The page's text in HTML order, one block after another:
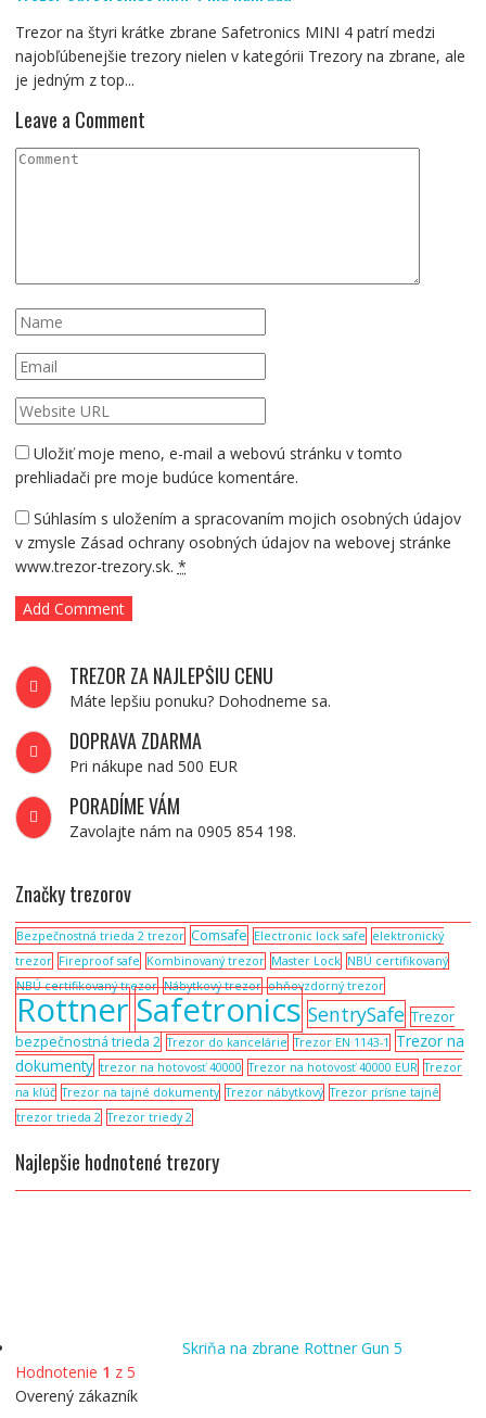
Trezor na štyri krátke zbrane Safetronics MINI 4 patrí medzi
najobľúbenejšie trezory nielen v kategórii Trezory na zbrane, ale
je jedným z top...
Leave a Comment
Uložiť moje meno, e-mail a webovú stránku v tomto
prehliadači pre moje budúce komentáre.
Súhlasím s uložením a spracovaním mojich osobných údajov
v zmysle Zásad ochrany osobných údajov na webovej stránke
www.trezor-trezory.sk. *
TREZOR ZA NAJLEPŠIU CENU
Máte lepšiu ponuku? Dohodneme sa.
DOPRAVA ZDARMA
Pri nákupe nad 500 EUR
PORADÍME VÁM
Zavolajte nám na 0905 854 198.
Značky trezorov
Bezpečnostná trieda 2 trezor Comsafe Electronic lock safe elektronický
trezor Fireproof safe Kombinovaný trezor Master Lock NBÚ certifikovaný
NBÚ certifikovaný trezor Nábytkový trezor ohňovzdorný trezor
RottnerSafetronics SentrySafe Trezor
bezpečnostná trieda 2 Trezor do kancelárie Trezor EN 1143-1
Trezor na
dokumenty trezor na hotovosť 40000 Trezor na hotovosť 40000 EUR Trezor
na kľúč Trezor na tajné dokumenty Trezor nábytkový Trezor prísne tajné
trezor trieda 2 Trezor triedy 2
Najlepšie hodnotené trezory
Skriňa na zbrane Rottner Gun 5
Hodnotenie 1 z 5
Overený zákazník